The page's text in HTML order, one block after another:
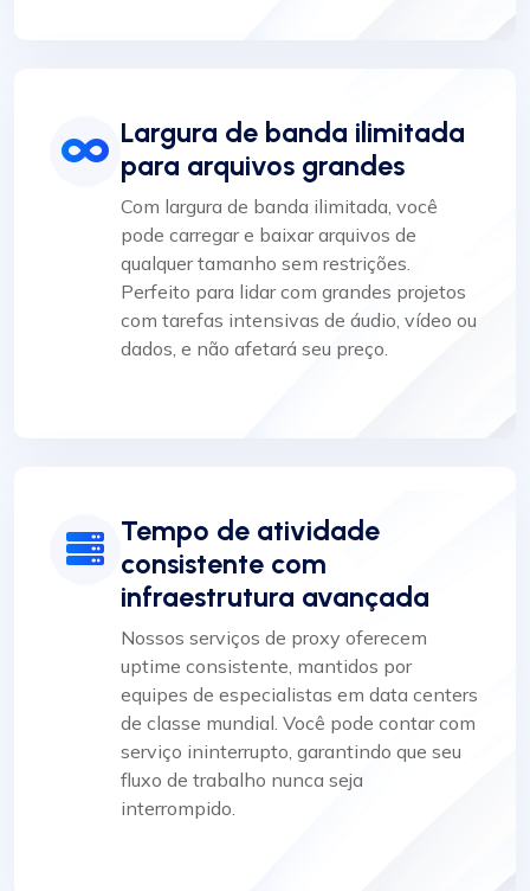
Largura de banda ilimitada
para arquivos grandes
Com largura de banda ilimitada, você
pode carregar e baixar arquivos de
qualquer tamanho sem restrições.
Perfeito para lidar com grandes projetos
com tarefas intensivas de áudio, vídeo ou
dados, e não afetará seu preço.
Tempo de atividade
consistente com
infraestrutura avançada
Nossos serviços de proxy oferecem
uptime consistente, mantidos por
equipes de especialistas em data centers
de classe mundial. Você pode contar com
serviço ininterrupto, garantindo que seu
fluxo de trabalho nunca seja
interrompido.